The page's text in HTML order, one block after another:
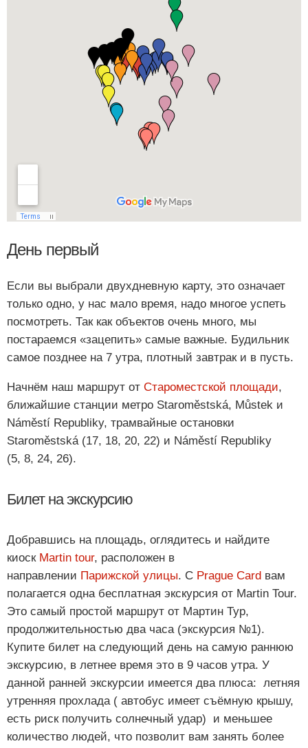
День первый
Если вы выбрали двухдневную карту, это означает
только одно, у нас мало время, надо многое успеть
посмотреть. Так как объектов очень много, мы
постараемся «зацепить» самые важные. Будильник
самое позднее на 7 утра, плотный завтрак и в пусть.
Начнём наш маршрут от Староместской площади,
ближайшие станции метро Staroměstská, Můstek и
Náměstí Republiky, трамвайные остановки
Staroměstská (17, 18, 20, 22) и Náměstí Republiky
(5, 8, 24, 26).
Билет на экскурсию
Добравшись на площадь, оглядитесь и найдите
киоск Martin tour, расположен в
направлении Парижской улицы. С Prague Card вам
полагается одна бесплатная экскурсия от Martin Tour.
Это самый простой маршрут от Мартин Тур,
продолжительностью два часа (экскурсия №1).
Купите билет на следующий день на самую раннюю
экскурсию, в летнее время это в 9 часов утра. У
данной ранней экскурсии имеется два плюса: летняя
утренняя прохлада ( автобус имеет съёмную крышу,
есть риск получить солнечный удар) и меньшее
количество людей, что позволит вам занять более